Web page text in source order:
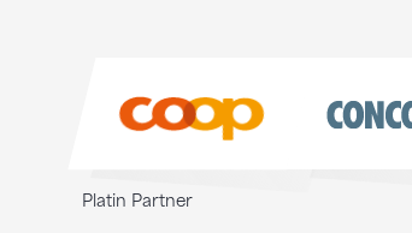
Platin Partner